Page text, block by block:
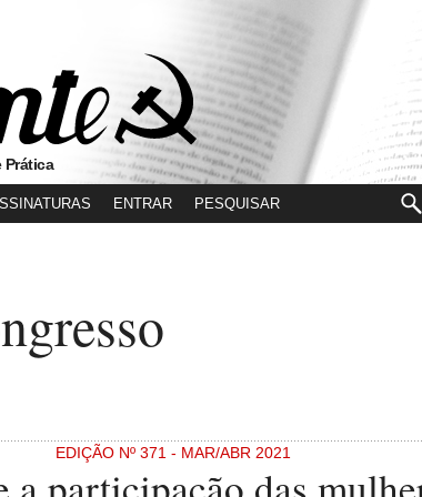
Prática
ENTRAR
EDIÇÃO Nº 371 - MAR/ABR 2021